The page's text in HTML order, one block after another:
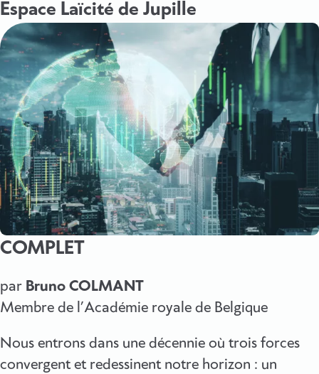
Espace Laïcité de Jupille
COMPLET
par Bruno COLMANT
Membre de l’Académie royale de Belgique
Nous entrons dans une décennie où trois forces
convergent et redessinent notre horizon : un